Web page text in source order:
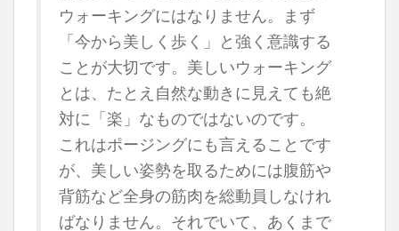
ウォーキングにはなりません。まず
「今から美しく歩く」と強く意識する
ことが大切です。美しいウォーキング
とは、たとえ自然な動きに見えても絶
対に「楽」なものではないのです。
これはポージングにも言えることです
が、美しい姿勢を取るためには腹筋や
背筋など全身の筋肉を総動員しなけれ
ばなりません。それでいて、あくまで